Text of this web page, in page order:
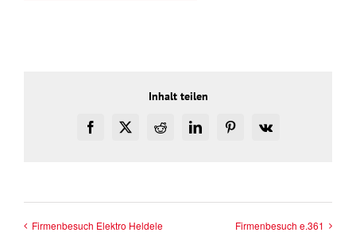
Inhalt teilen
Facebook
X RedditLinkedInPinterest
Vk
Firmenbesuch Elektro Heldele Firmenbesuch e.361